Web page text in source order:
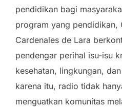
pendidikan bagi
program yang pendidikan,
Cardenales de Lara
pendengar perihal isu-isu
kesehatan, lingkungan,
karena itu, radio tidak
menguatkan komunitas